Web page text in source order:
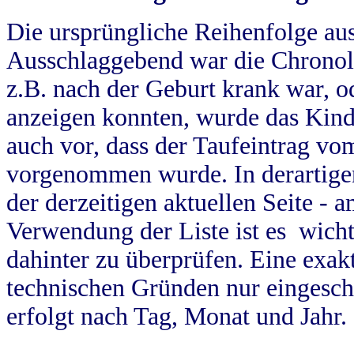
Die ursprüngliche Reihenfolge
Ausschlaggebend war die
z.B. nach der Geburt krank war,
anzeigen konnten, wurde das
auch vor, dass der Taufeintrag
vorgenommen wurde. In
der derzeitigen aktuellen Seite -
Verwendung der Liste ist es
dahinter zu überprüfen. Eine
technischen Gründen nur
erfolgt nach Tag, Monat und Jahr.